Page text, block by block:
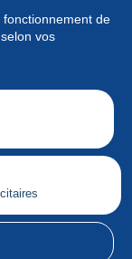
de
vos
Français